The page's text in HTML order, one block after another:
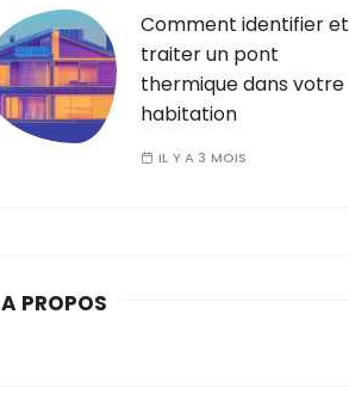
Comment identifier et
traiter un pont
thermique dans votre
habitation
IL Y A 3 MOIS
A PROPOS